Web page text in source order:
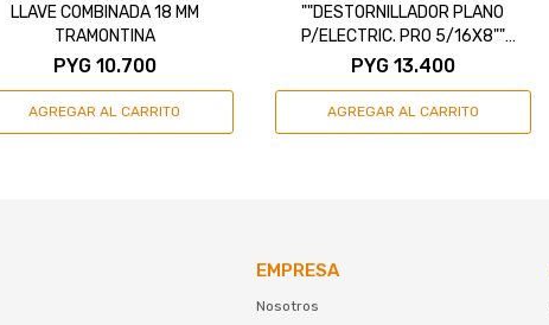
LLAVE COMBINADA 18 MM
TRAMONTINA
PYG 10.700
""DESTORNILLADOR PLANO
P/ELECTRIC. PRO 5/16X8""
TRAMONTINA"
PYG 13.400
EMPRESA
Nosotros